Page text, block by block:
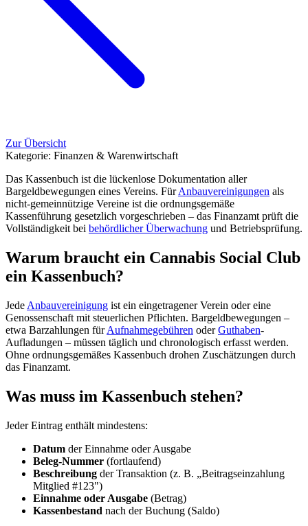
Zur Übersicht
Kategorie: Finanzen & Warenwirtschaft
Das Kassenbuch ist die lückenlose Dokumentation aller
Bargeldbewegungen eines Vereins. FürAnbauvereinigungen als
nicht-gemeinnützige Vereine ist die ordnungsgemäße
Kassenführung gesetzlich vorgeschrieben – das Finanzamt prüft die
Vollständigkeit bei behördlicher Überwachung und Betriebsprüfung.
Warum braucht ein Cannabis Social Club
ein Kassenbuch?
Jede Anbauvereinigung ist ein eingetragener Verein oder eine
Genossenschaft mit steuerlichen Pflichten. Bargeldbewegungen –
etwa Barzahlungen fürAufnahmegebühren oderGuthaben-
Aufladungen – müssen täglich und chronologisch erfasst werden.
Ohne ordnungsgemäßes Kassenbuch drohen Zuschätzungen durch
das Finanzamt.
Was muss im Kassenbuch stehen?
Jeder Eintrag enthält mindestens:
Datum der Einnahme oder Ausgabe
Beleg-Nummer (fortlaufend)
Beschreibung der Transaktion (z. B. „Beitragseinzahlung
Mitglied #123")
Einnahme oder Ausgabe (Betrag)
Kassenbestand nach der Buchung (Saldo)